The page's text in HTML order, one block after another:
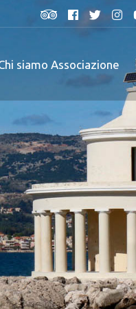
siamo Associazione